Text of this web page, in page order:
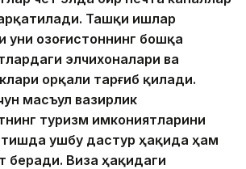
Ташқи ишлар
уни Қозоғистоннинг бошқа
элчихоналари ва
орқали тарғиб қилади.
масъул вазирлик
туризм имкониятларини
ушбу дастур ҳақида ҳам
беради. Виза ҳақидаги